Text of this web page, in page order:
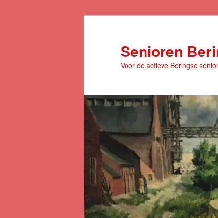
Senioren
Voor de actieve Beringse